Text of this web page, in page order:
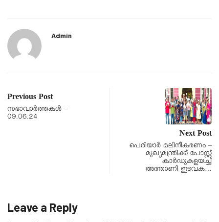
Admin
Previous Post
സഭാവാര്‍ത്തകള്‍ –
09.06.24
Next Post
പെരിയാർ മലിനീകരണം –
മുഖ്യമന്ത്രിക്ക് പോസ്റ്റ്
കാർഡുകളയച്ച്
അത്താണി ഇടവക…
Leave a Reply